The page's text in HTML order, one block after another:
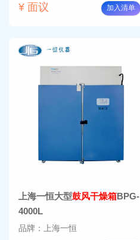
¥ 面议 加入清单
上海一恒大型鼓风干燥箱BPG-
4000L
品牌：上海一恒